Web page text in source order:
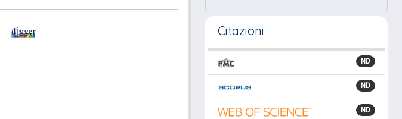
Citazioni
ND
ND
ND